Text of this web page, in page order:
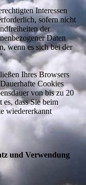
Interessen
sofern nicht
der
Daten
wenn es sich bei der
Ihres Browsers
Cookies
von bis zu 20
dass Sie beim
wiedererkannt
und Verwendung